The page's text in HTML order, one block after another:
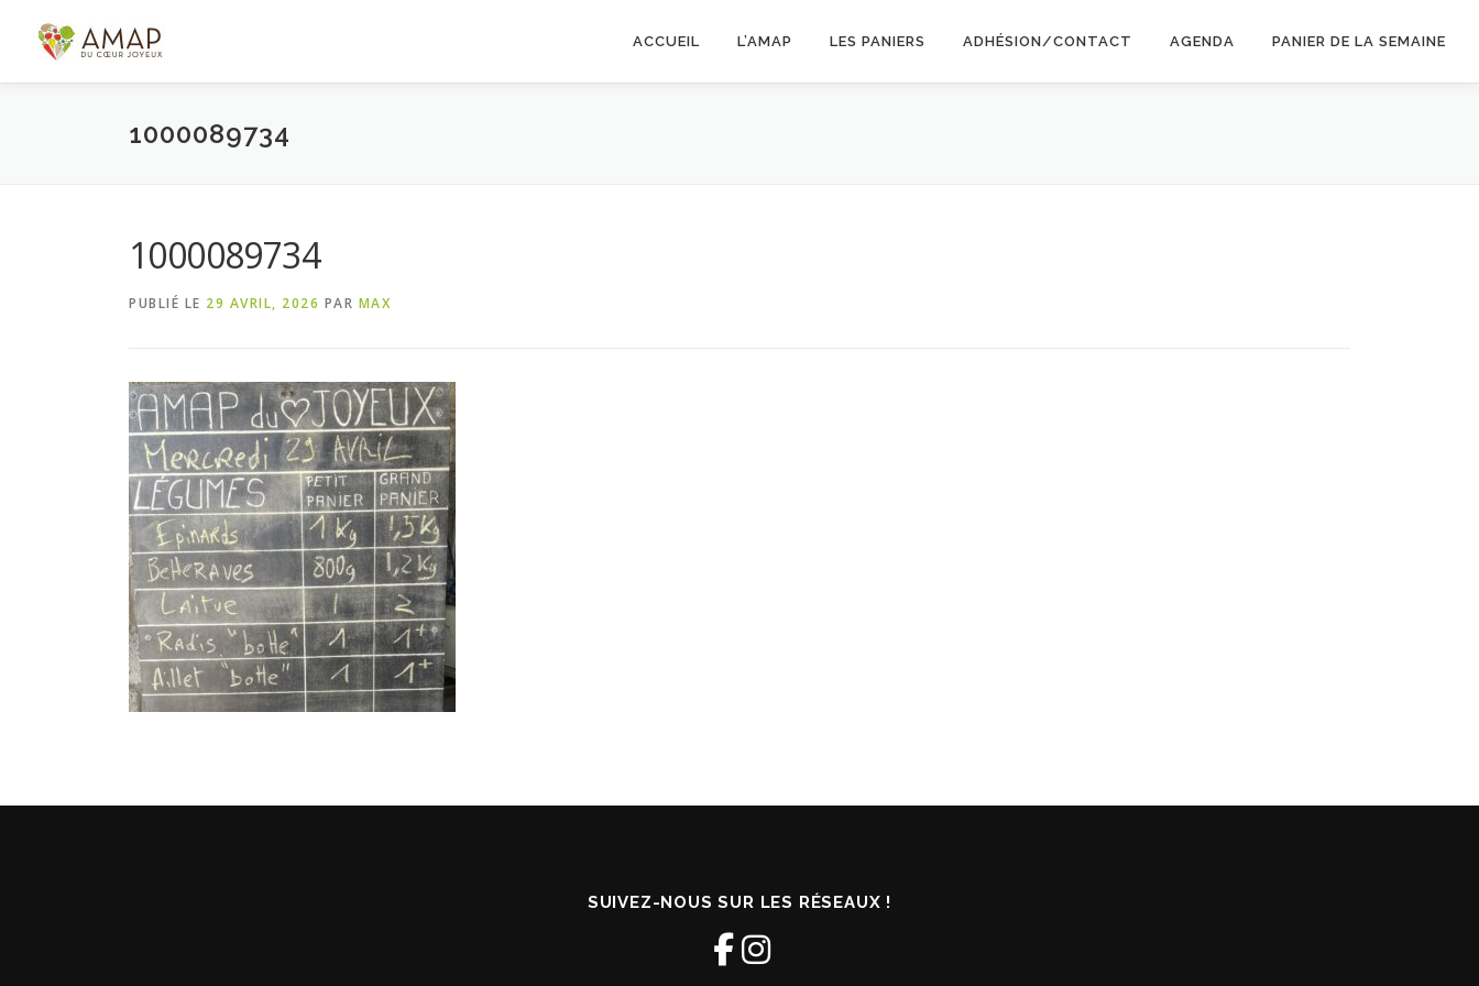
contenu
ACCUEIL L’AMAP LES PANIERS ADHÉSION/CONTACT AGENDA PANIER DE LA SEMAINE
1000089734
1000089734
PUBLIÉ LE 29 AVRIL, 2026 PAR MAX
SUIVEZ-NOUS SUR LES RÉSEAUX !